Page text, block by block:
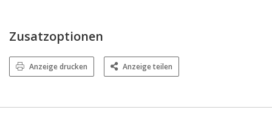
Zusatzoptionen
Anzeige drucken Anzeige teilen